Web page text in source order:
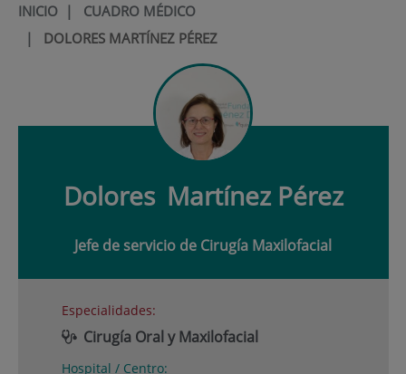
INICIO| CUADRO MÉDICO
| DOLORES MARTÍNEZ PÉREZ
Dolores Martínez Pérez
Jefe de servicio de Cirugía Maxilofacial
Especialidades:
Cirugía Oral y Maxilofacial
Hospital / Centro: